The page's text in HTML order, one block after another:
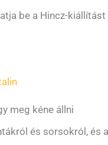
be a Hincz-
meg kéne állni
és sorsokról, és